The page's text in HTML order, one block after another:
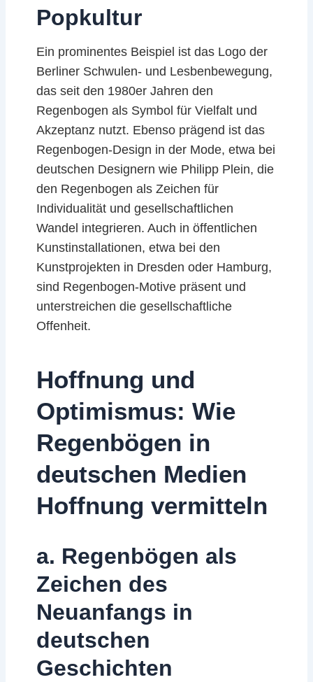
Popkultur
Ein prominentes Beispiel ist das Logo der
Berliner Schwulen- und Lesbenbewegung,
das seit den 1980er Jahren den
Regenbogen als Symbol für Vielfalt und
Akzeptanz nutzt. Ebenso prägend ist das
Regenbogen-Design in der Mode, etwa bei
deutschen Designern wie Philipp Plein, die
den Regenbogen als Zeichen für
Individualität und gesellschaftlichen
Wandel integrieren. Auch in öffentlichen
Kunstinstallationen, etwa bei den
Kunstprojekten in Dresden oder Hamburg,
sind Regenbogen-Motive präsent und
unterstreichen die gesellschaftliche
Offenheit.
Hoffnung und
Optimismus: Wie
Regenbögen in
deutschen Medien
Hoffnung vermitteln
a. Regenbögen als
Zeichen des
Neuanfangs in
deutschen
Geschichten